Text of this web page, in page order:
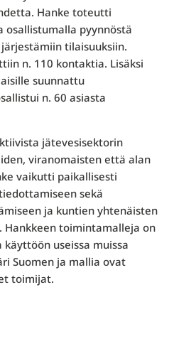
Hanke toteutti
osallistumalla pyynnöstä
tilaisuuksiin.
n. 110 kontaktia. Lisäksi
suunnattu
n. 60 asiasta
jätevesisektorin
viranomaisten että alan
vaikutti paikallisesti
sekä
ja kuntien yhtenäisten
Hankkeen toimintamalleja on
useissa muissa
Suomen ja mallia ovat
toimijat.